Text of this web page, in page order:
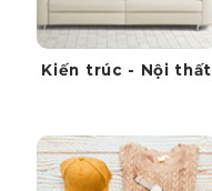
Kiến trúc - Nội thất